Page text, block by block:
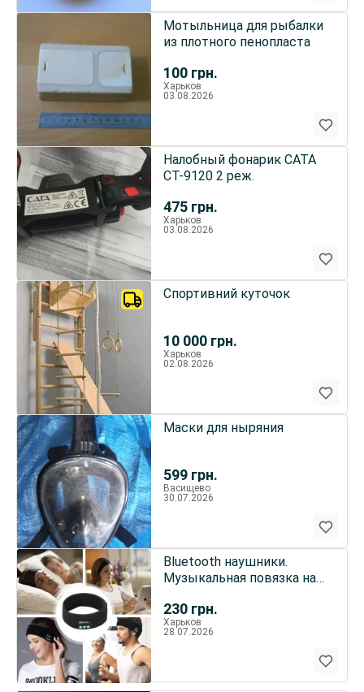
100 грн.
Мотыльница для рыбалки
из плотного пенопласта
Харьков
03.08.2026
475 грн.
Налобный фонарик CATA
CT-9120 2 реж.
Харьков
03.08.2026
10 000 грн.
Спортивний куточок
Харьков
02.08.2026
599 грн.
Маски для ныряния
Васищево
30.07.2026
230 грн.
Bluetooth наушники.
Музыкальная повязка на
Харьков
28.07.2026